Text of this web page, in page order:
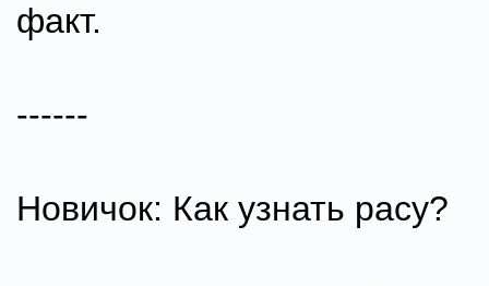
факт.
------
Новичок: Как узнать расу?